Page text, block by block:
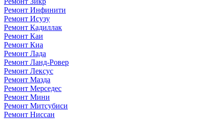
Ремонт Инфинити
Ремонт Исузу
Ремонт Кадиллак
Ремонт Каи
Ремонт Киа
Ремонт Лада
Ремонт Ланд-Ровер
Ремонт Лексус
Ремонт Мазда
Ремонт Мерседес
Ремонт Мини
Ремонт Митсубиси
Ремонт Ниссан